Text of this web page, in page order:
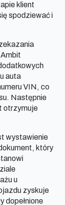
klient
spodziewać i
auta
VIN, co
Następnie
otrzymuje
wystawienie
który
u
zyskuje
dopełnione